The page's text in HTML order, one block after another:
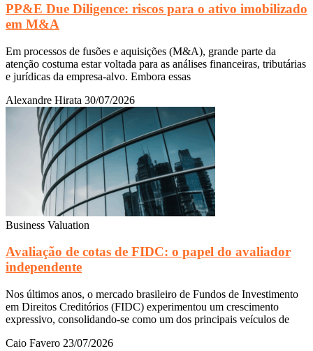
PP&E Due Diligence: riscos para o ativo imobilizado
em M&A
Em processos de fusões e aquisições (M&A), grande parte da
atenção costuma estar voltada para as análises financeiras, tributárias
e jurídicas da empresa-alvo. Embora essas
Alexandre Hirata 30/07/2026
Business Valuation
Avaliação de cotas de FIDC: o papel do avaliador
independente
Nos últimos anos, o mercado brasileiro de Fundos de Investimento
em Direitos Creditórios (FIDC) experimentou um crescimento
expressivo, consolidando-se como um dos principais veículos de
Caio Favero 23/07/2026